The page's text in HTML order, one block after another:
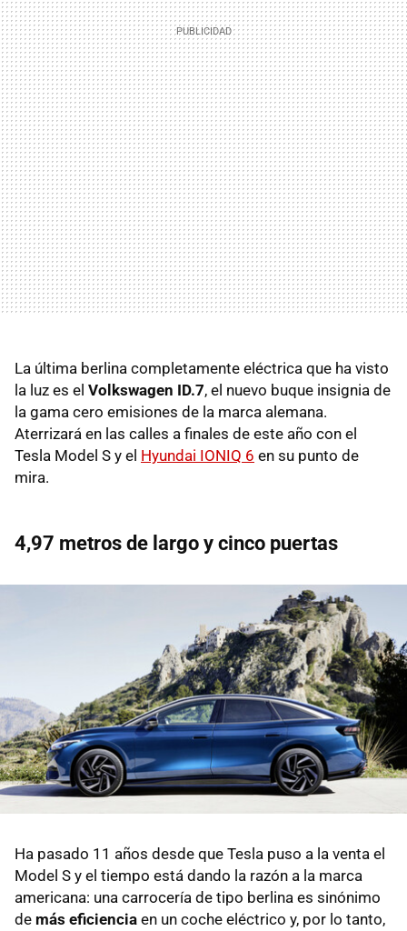
La última berlina completamente eléctrica que ha visto
la luz es el Volkswagen ID.7, el nuevo buque insignia de
la gama cero emisiones de la marca alemana.
Aterrizará en las calles a finales de este año con el
Tesla Model S y el Hyundai IONIQ 6 en su punto de
mira.
4,97 metros de largo y cinco puertas
Ha pasado 11 años desde que Tesla puso a la venta el
Model S y el tiempo está dando la razón a la marca
americana: una carrocería de tipo berlina es sinónimo
de más eficiencia en un coche eléctrico y, por lo tanto,